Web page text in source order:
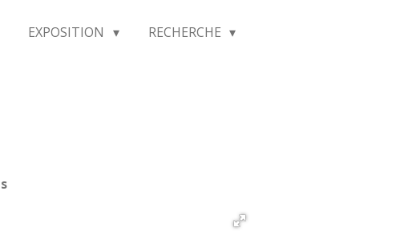
EXPOSITION
RECHERCHE